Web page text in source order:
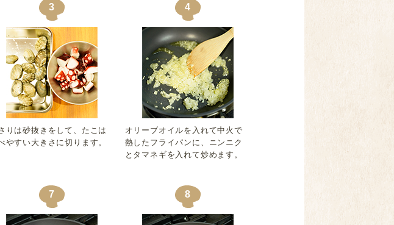
3
りは砂抜きをして、たこは
やすい大きさに切ります。
4
オリーブオイルを入れて中火で
熱したフライパンに、ニンニク
とタマネギを入れて炒めます。
7 8